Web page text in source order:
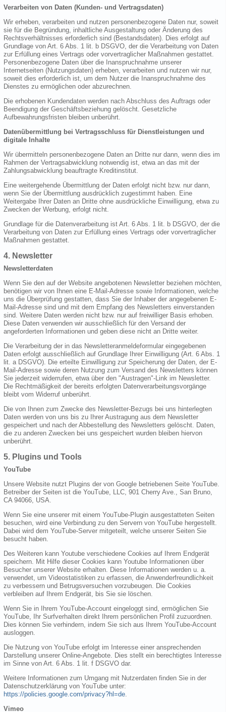
Verarbeiten von Daten (Kunden- und Vertragsdaten)
Wir erheben, verarbeiten und nutzen personenbezogene Daten nur, soweit
sie für die Begründung, inhaltliche Ausgestaltung oder Änderung des
Rechtsverhältnisses erforderlich sind (Bestandsdaten). Dies erfolgt auf
Grundlage von Art. 6 Abs. 1 lit. b DSGVO, der die Verarbeitung von Daten
zur Erfüllung eines Vertrags oder vorvertraglicher Maßnahmen gestattet.
Personenbezogene Daten über die Inanspruchnahme unserer
Internetseiten (Nutzungsdaten) erheben, verarbeiten und nutzen wir nur,
soweit dies erforderlich ist, um dem Nutzer die Inanspruchnahme des
Dienstes zu ermöglichen oder abzurechnen.
Die erhobenen Kundendaten werden nach Abschluss des Auftrags oder
Beendigung der Geschäftsbeziehung gelöscht. Gesetzliche
Aufbewahrungsfristen bleiben unberührt.
Datenübermittlung bei Vertragsschluss für Dienstleistungen und
digitale Inhalte
Wir übermitteln personenbezogene Daten an Dritte nur dann, wenn dies im
Rahmen der Vertragsabwicklung notwendig ist, etwa an das mit der
Zahlungsabwicklung beauftragte Kreditinstitut.
Eine weitergehende Übermittlung der Daten erfolgt nicht bzw. nur dann,
wenn Sie der Übermittlung ausdrücklich zugestimmt haben. Eine
Weitergabe Ihrer Daten an Dritte ohne ausdrückliche Einwilligung, etwa zu
Zwecken der Werbung, erfolgt nicht.
Grundlage für die Datenverarbeitung ist Art. 6 Abs. 1 lit. b DSGVO, der die
Verarbeitung von Daten zur Erfüllung eines Vertrags oder vorvertraglicher
Maßnahmen gestattet.
4. Newsletter
Newsletterdaten
Wenn Sie den auf der Website angebotenen Newsletter beziehen möchten,
benötigen wir von Ihnen eine E-Mail-Adresse sowie Informationen, welche
uns die Überprüfung gestatten, dass Sie der Inhaber der angegebenen E-
Mail-Adresse sind und mit dem Empfang des Newsletters einverstanden
sind. Weitere Daten werden nicht bzw. nur auf freiwilliger Basis erhoben.
Diese Daten verwenden wir ausschließlich für den Versand der
angeforderten Informationen und geben diese nicht an Dritte weiter.
Die Verarbeitung der in das Newsletteranmeldeformular eingegebenen
Daten erfolgt ausschließlich auf Grundlage Ihrer Einwilligung (Art. 6 Abs. 1
lit. a DSGVO). Die erteilte Einwilligung zur Speicherung der Daten, der E-
Mail-Adresse sowie deren Nutzung zum Versand des Newsletters können
Sie jederzeit widerrufen, etwa über den "Austragen"-Link im Newsletter.
Die Rechtmäßigkeit der bereits erfolgten Datenverarbeitungsvorgänge
bleibt vom Widerruf unberührt.
Die von Ihnen zum Zwecke des Newsletter-Bezugs bei uns hinterlegten
Daten werden von uns bis zu Ihrer Austragung aus dem Newsletter
gespeichert und nach der Abbestellung des Newsletters gelöscht. Daten,
die zu anderen Zwecken bei uns gespeichert wurden bleiben hiervon
unberührt.
5. Plugins und Tools
YouTube
Unsere Website nutzt Plugins der von Google betriebenen Seite YouTube.
Betreiber der Seiten ist die YouTube, LLC, 901 Cherry Ave., San Bruno,
CA 94066, USA.
Wenn Sie eine unserer mit einem YouTube-Plugin ausgestatteten Seiten
besuchen, wird eine Verbindung zu den Servern von YouTube hergestellt.
Dabei wird dem YouTube-Server mitgeteilt, welche unserer Seiten Sie
besucht haben.
Des Weiteren kann Youtube verschiedene Cookies auf Ihrem Endgerät
speichern. Mit Hilfe dieser Cookies kann Youtube Informationen über
Besucher unserer Website erhalten. Diese Informationen werden u. a.
verwendet, um Videostatistiken zu erfassen, die Anwenderfreundlichkeit
zu verbessern und Betrugsversuchen vorzubeugen. Die Cookies
verbleiben auf Ihrem Endgerät, bis Sie sie löschen.
Wenn Sie in Ihrem YouTube-Account eingeloggt sind, ermöglichen Sie
YouTube, Ihr Surfverhalten direkt Ihrem persönlichen Profil zuzuordnen.
Dies können Sie verhindern, indem Sie sich aus Ihrem YouTube-Account
ausloggen.
Die Nutzung von YouTube erfolgt im Interesse einer ansprechenden
Darstellung unserer Online-Angebote. Dies stellt ein berechtigtes Interesse
im Sinne von Art. 6 Abs. 1 lit. f DSGVO dar.
Weitere Informationen zum Umgang mit Nutzerdaten finden Sie in der
Datenschutzerklärung von YouTube unter:
https://policies.google.com/privacy?hl=de
Vimeo